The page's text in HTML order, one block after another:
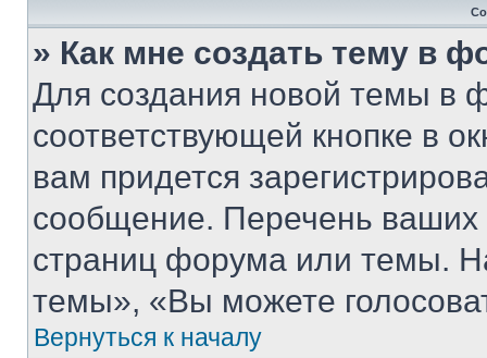
» Как мне создать тему в
Для создания новой темы в
соответствующей кнопке в
вам придется
сообщение. Перечень ваших
страниц форума или темы.
темы», «Вы можете
Вернуться к началу